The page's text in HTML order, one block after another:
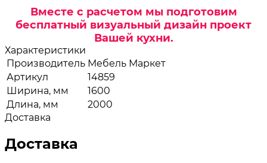
Вместе с расчетом мы подготовим
бесплатный визуальный дизайн проект
Вашей кухни.
Характеристики
Производитель Мебель Маркет
Артикул
14859
Ширина, мм
1600
Длина, мм
2000
Доставка
Доставка